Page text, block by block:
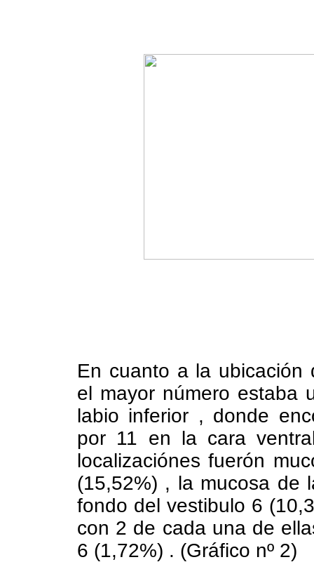
En cuanto a la ubicación
el mayor número estaba
labio inferior , donde
por 11 en la cara
localizaciónes fuerón
(15,52%) , la mucosa de
fondo del vestibulo 6
con 2 de cada una de
6 (1,72%) . (Gráfico nº 2)